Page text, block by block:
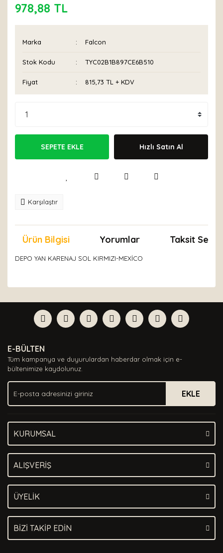
978,88 TL
Marka Falcon
Stok Kodu TYC02B1B897CE6B510
Fiyat 815,73 TL + KDV
SEPETE EKLE Hızlı Satın Al
Karşılaştır
Ürün Bilgisi Yorumlar Taksit
DEPO YAN KARENAJ SOL KIRMIZI-MEXİCO
Yorum Yaz
formunu kullanarak tarafımıza iletebilirsiniz.
Görüş ve önerileriniz için teşekkür ederiz.
Ürün açıklamasında eksik bilgiler bulunuyor.
Ürün bilgilerinde hatalar bulunuyor.
Ürün fiyatı diğer sitelerden daha pahalı.
Bu ürüne benzer farklı alternatifler olmalı.
E-BÜLTEN
Tüm kampanya ve duyurulardan haberdar olmak için e-
bültenimize kaydolunuz.
EKLE
KURUMSAL
ALIŞVERİŞ
ÜYELİK
BİZİ TAKİP EDİN